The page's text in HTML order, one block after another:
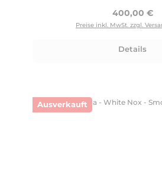
Regulärer
400,00 €
Preise inkl. MwSt. zzgl.
Details
Ausverkauft